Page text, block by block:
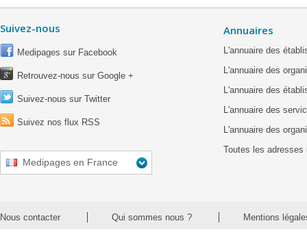
Suivez-nous
Medipages sur Facebook
Retrouvez-nous sur Google +
Suivez-nous sur Twitter
Suivez nos flux RSS
Medipages en France
Annuaires
L'annuaire des
L'annuaire des
L'annuaire des
L'annuaire des
L'annuaire des
Toutes les adresses
Nous contacter Qui sommes nous ? Mentions